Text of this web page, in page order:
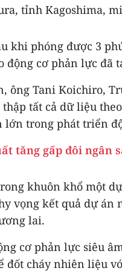
tỉnh Kagoshima,
khi phóng được 3
cơ phản lực đã
ông Tani Koichiro,
tất cả dữ liệu
trong phát triển
tăng gấp đôi ngân
khuôn khổ một
vọng kết quả dự án
lai.
cơ phản lực siêu
đốt cháy nhiên liệu